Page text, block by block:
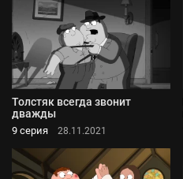
Толстяк всегда звонит
дважды
9 серия 28.11.2021